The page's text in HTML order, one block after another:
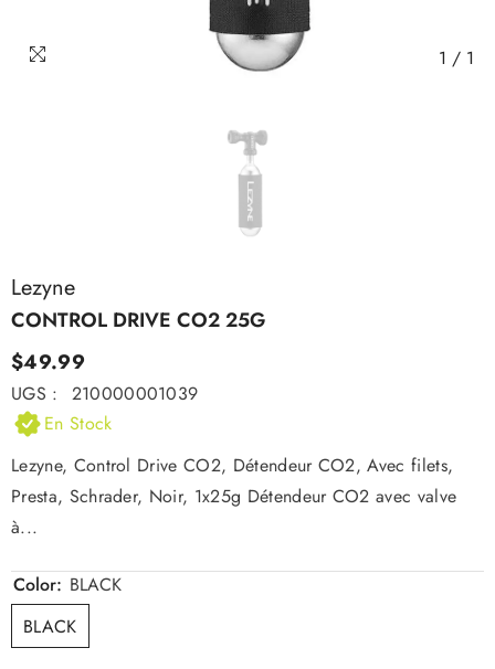
1 / 1
Lezyne
CONTROL DRIVE CO2 25G
$49.99
UGS :
210000001039
En Stock
Lezyne, Control Drive CO2, Détendeur CO2, Avec filets,
Presta, Schrader, Noir, 1x25g Détendeur CO2 avec valve
à...
Color: BLACK
BLACK